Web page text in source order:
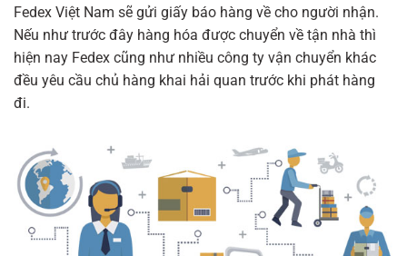
Fedex Việt Nam sẽ gửi giấy báo hàng về cho người nhận.
Nếu như trước đây hàng hóa được chuyển về tận nhà thì
hiện nay Fedex cũng như nhiều công ty vận chuyển khác
đều yêu cầu chủ hàng khai hải quan trước khi phát hàng
đi.